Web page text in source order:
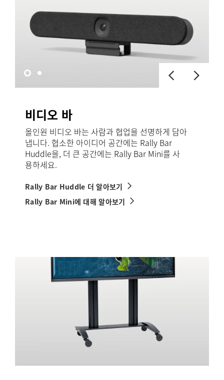
비디오 바
올인원 비디오 바는 사람과 협업을 선명하게 담아
냅니다. 협소한 아이디어 공간에는 Rally Bar
Huddle을, 더 큰 공간에는 Rally Bar Mini를 사
용하세요.
Rally Bar Huddle 더 알아보기
Rally Bar Mini에 대해 알아보기